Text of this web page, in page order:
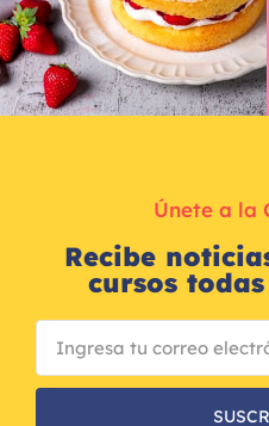
Únete a la
Recibe
cursos